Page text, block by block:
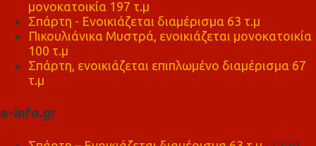
μονοκατοικία 197 τ.μ
Σπάρτη - Ενοικιάζεται διαμέρισμα 63 τ.μ
Πικουλιάνικα Μυστρά, ενοικιάζεται μονοκατοικία
100 τ.μ
Σπάρτη, ενοικιάζεται επιπλωμένο διαμέρισμα 67
τ.μ
e-info.gr